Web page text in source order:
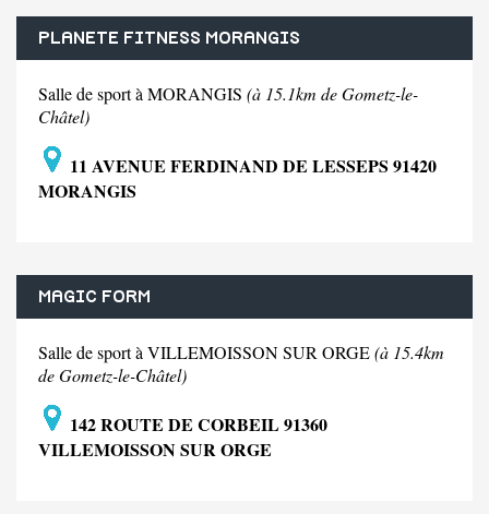
PLANETE FITNESS MORANGIS
Salle de sport à MORANGIS (à 15.1km de Gometz-le-
Châtel)
11 AVENUE FERDINAND DE LESSEPS 91420
MORANGIS
MAGIC FORM
Salle de sport à VILLEMOISSON SUR ORGE(à 15.4km
de Gometz-le-Châtel)
142 ROUTE DE CORBEIL 91360
VILLEMOISSON SUR ORGE